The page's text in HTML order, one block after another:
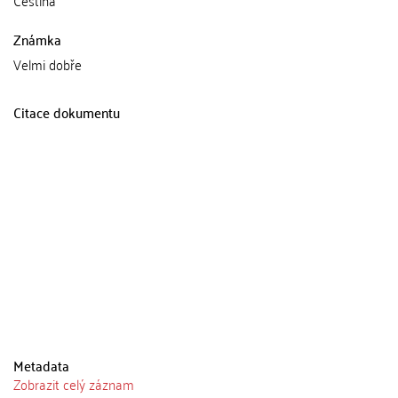
Známka
Velmi dobře
Citace dokumentu
Metadata
Zobrazit celý záznam